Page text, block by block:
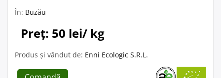
În: Buzău
Preț: 50 lei/ kg
Produs și vândut de: Enni Ecologic S.R.L.